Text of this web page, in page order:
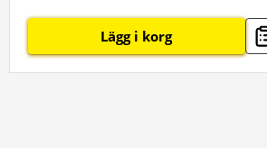
Lägg i korg